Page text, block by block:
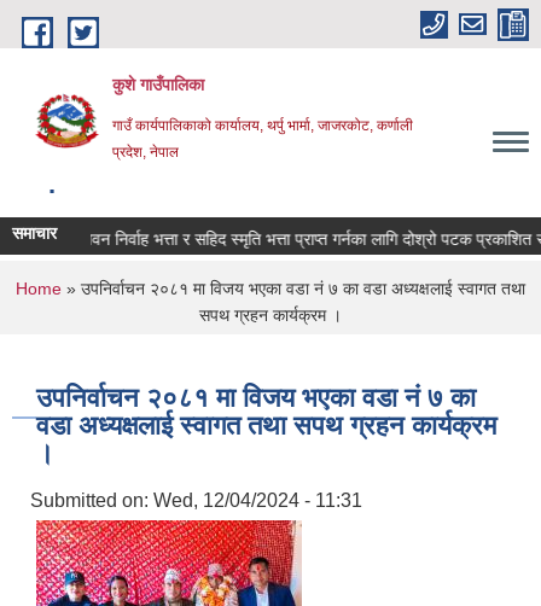
Skip to main content
कुशे गाउँपालिका
गाउँ कार्यपालिकाको कार्यालय, थर्पु भार्मा, जाजरकोट, कर्णाली
प्रदेश, नेपाल
.
समाचार
जिवन निर्वाह भत्ता र सहिद स्मृति भत्ता प्राप्त गर्नका लागि दोश्रो पटक प्रकाशित सूचना
You are here
Home » उपनिर्वाचन २०८१ मा विजय भएका वडा नं ७ का वडा अध्यक्षलाई स्वागत तथा
सपथ ग्रहन कार्यक्रम ।
उपनिर्वाचन २०८१ मा विजय भएका वडा नं ७ का
वडा अध्यक्षलाई स्वागत तथा सपथ ग्रहन कार्यक्रम
।
Submitted on: Wed, 12/04/2024 - 11:31